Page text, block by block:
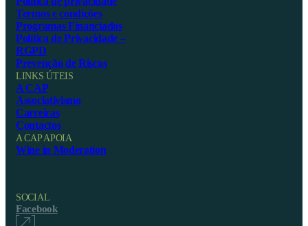
Termos e condições
Programas Financiados
Política de Privacidade –
RGPD
Prevenção de Riscos
LINKS ÚTEIS
A CAP
Associativismo
Carreiras
Contactos
A CAP APOIA
Wine in Moderation
SOCIAL
Facebook